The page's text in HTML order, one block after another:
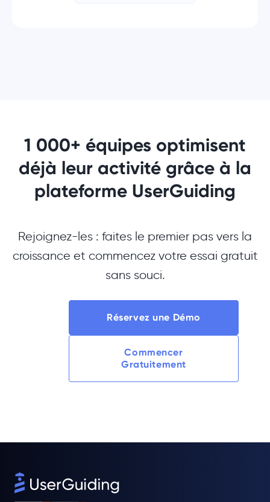
1 000+ équipes optimisent
déjà leur activité grâce à la
plateforme UserGuiding
Rejoignez-les : faites le premier pas vers la
croissance et commencez votre essai gratuit
sans souci.
Réservez une Démo
Commencer
Gratuitement